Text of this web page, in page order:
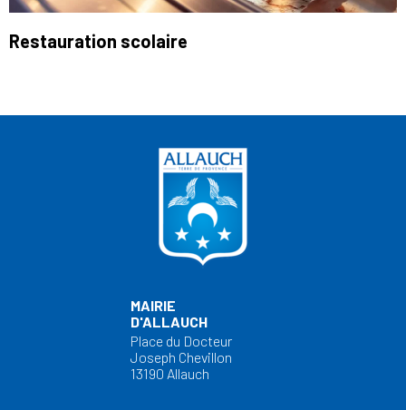
Restauration scolaire
MAIRIE
D'ALLAUCH
Place du Docteur
Joseph Chevillon
13190 Allauch